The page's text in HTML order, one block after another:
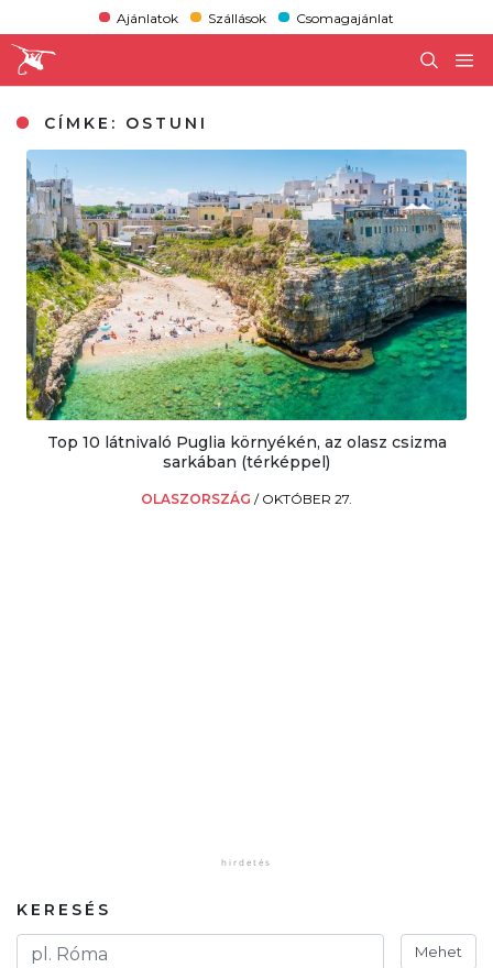
Ajánlatok Szállások Csomagajánlat
CÍMKE: OSTUNI
Top 10 látnivaló Puglia környékén, az olasz csizma
sarkában (térképpel)
OLASZORSZÁG / OKTÓBER 27.
KERESÉS
Mehet